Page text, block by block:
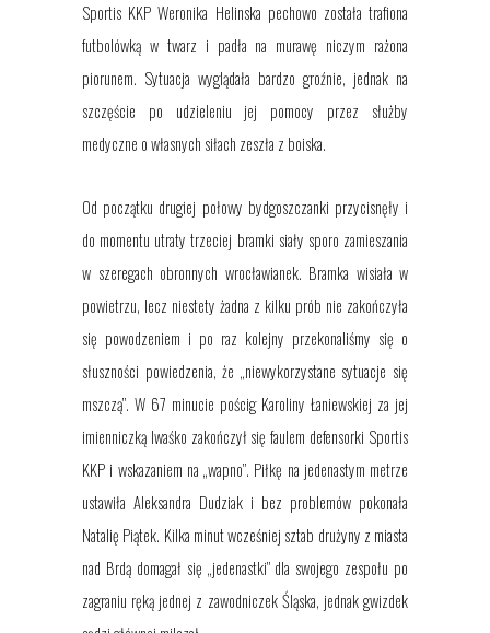
Sportis KKP Weronika Helinska pechowo została trafiona
futbolówką w twarz i padła na murawę niczym rażona
piorunem. Sytuacja wyglądała bardzo groźnie, jednak na
szczęście po udzieleniu jej pomocy przez służby
medyczne o własnych siłach zeszła z boiska.
Od początku drugiej połowy bydgoszczanki przycisnęły i
do momentu utraty trzeciej bramki siały sporo zamieszania
w szeregach obronnych wrocławianek. Bramka wisiała w
powietrzu, lecz niestety żadna z kilku prób nie zakończyła
się powodzeniem i po raz kolejny przekonaliśmy się o
słuszności powiedzenia, że „niewykorzystane sytuacje się
mszczą”. W 67 minucie pościg Karoliny Łaniewskiej za jej
imienniczką Iwaśko zakończył się faulem defensorki Sportis
KKP i wskazaniem na „wapno”. Piłkę na jedenastym metrze
ustawiła Aleksandra Dudziak i bez problemów pokonała
Natalię Piątek. Kilka minut wcześniej sztab drużyny z miasta
nad Brdą domagał się „jedenastki” dla swojego zespołu po
zagraniu ręką jednej z zawodniczek Śląska, jednak gwizdek